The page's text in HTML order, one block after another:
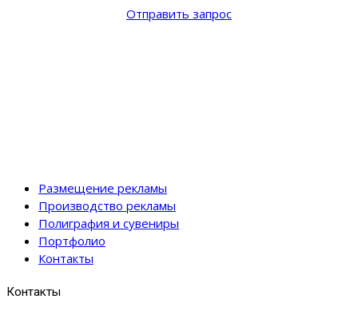
Отправить запрос
Размещение рекламы
Производство рекламы
Полиграфия и сувениры
Портфолио
Контакты
Контакты